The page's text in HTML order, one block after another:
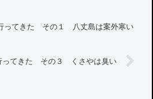
ってきた その１ 八丈島は案外寒い
ってきた その３ くさやは臭い